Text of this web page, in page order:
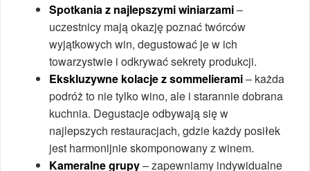
Spotkania z najlepszymi winiarzami–
uczestnicy mają okazję poznać twórców
wyjątkowych win, degustować je w ich
towarzystwie i odkrywać sekrety produkcji.
Ekskluzywne kolacje z sommelierami– każda
podróż to nie tylko wino, ale i starannie dobrana
kuchnia. Degustacje odbywają się w
najlepszych restauracjach, gdzie każdy posiłek
jest harmonijnie skomponowany z winem.
Kameralne grupy– zapewniamy indywidualne